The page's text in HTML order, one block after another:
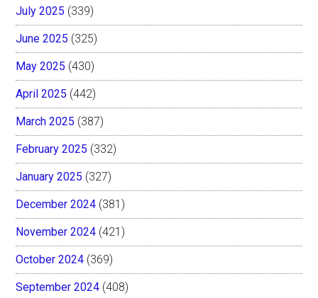
July 2025 (339)
June 2025 (325)
May 2025 (430)
April 2025 (442)
March 2025 (387)
February 2025 (332)
January 2025 (327)
December 2024 (381)
November 2024 (421)
October 2024 (369)
September 2024 (408)